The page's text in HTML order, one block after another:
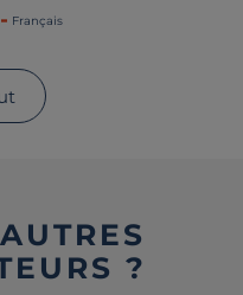
Français
?